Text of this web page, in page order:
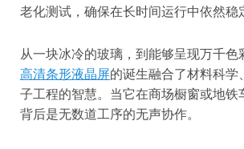
老化测试，确保在长时间运行中依然稳
从一块冰冷的玻璃，到能够呈现万千色
高清条形液晶屏的诞生融合了材料科学
子工程的智慧。当它在商场橱窗或地铁
背后是无数道工序的无声协作。